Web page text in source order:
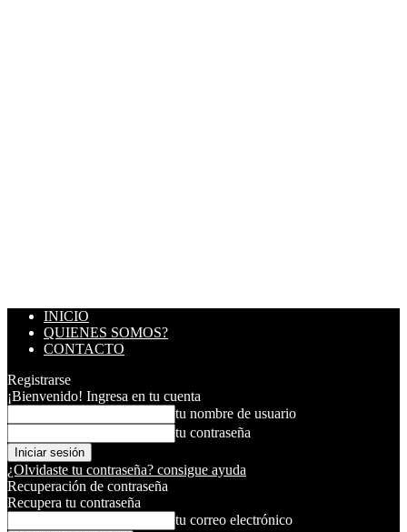
INICIO
QUIENES SOMOS?
CONTACTO
Registrarse
¡Bienvenido! Ingresa en tu cuenta
tu nombre de usuario
tu contraseña
¿Olvidaste tu contraseña? consigue ayuda
Recuperación de contraseña
Recupera tu contraseña
tu correo electrónico